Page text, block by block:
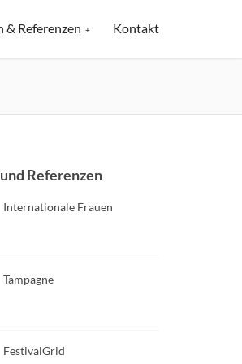
& Referenzen + Kontakt
Referenzen
Internationale Frauen
Tampagne
FestivalGrid